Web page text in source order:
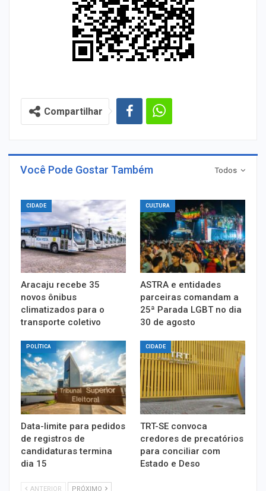
Compartilhar
Todos
Você Pode Gostar Também
CIDADE
Aracaju recebe 35
novos ônibus
climatizados para o
transporte coletivo
CULTURA
ASTRA e entidades
parceiras comandam a
25ª Parada LGBT no dia
30 de agosto
POLÍTICA
Data-limite para pedidos
de registros de
candidaturas termina
dia 15
CIDADE
TRT-SE convoca
credores de precatórios
para conciliar com
Estado e Deso
ANTERIOR PRÓXIMO